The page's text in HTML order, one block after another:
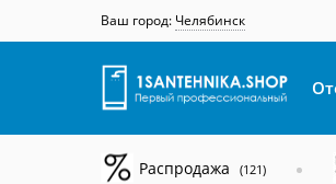
Ваш город: Челябинск
Распродажа (121)